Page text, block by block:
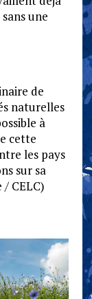
une
de
naturelles
à
cette
les pays
sur sa
CELC)